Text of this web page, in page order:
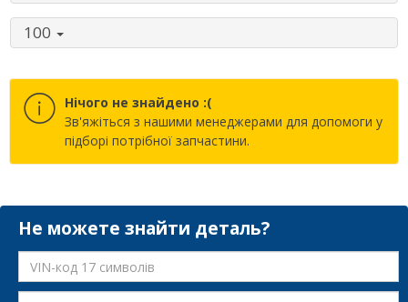
100
Нічого не знайдено :(
Зв'яжіться з нашими менеджерами для допомоги у
підборі потрібної запчастини.
Не можете знайти деталь?